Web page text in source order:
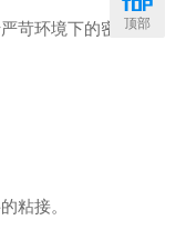
苛环境下的密封。
粘接。
顶部